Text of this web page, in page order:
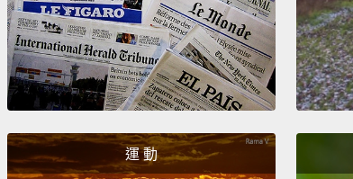
I can taste it!
我可以嚐得到!
It's atomic!
It's...it's stinging! It's
運 動